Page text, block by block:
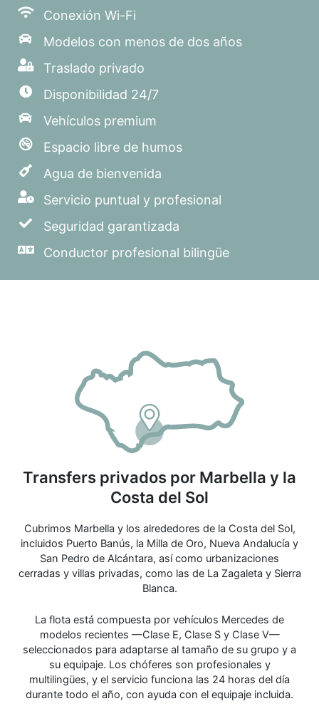
Conexión Wi-Fi
Modelos con menos de dos años
Traslado privado
Disponibilidad 24/7
Vehículos premium
Espacio libre de humos
Agua de bienvenida
Servicio puntual y profesional
Seguridad garantizada
Conductor profesional bilingüe
Transfers privados por Marbella y la
Costa del Sol
Cubrimos Marbella y los alrededores de la Costa del Sol,
incluidos Puerto Banús, la Milla de Oro, Nueva Andalucía y
San Pedro de Alcántara, así como urbanizaciones
cerradas y villas privadas, como las de La Zagaleta y Sierra
Blanca.
La flota está compuesta por vehículos Mercedes de
modelos recientes —Clase E, Clase S y Clase V—
seleccionados para adaptarse al tamaño de su grupo y a
su equipaje. Los chóferes son profesionales y
multilingües, y el servicio funciona las 24 horas del día
durante todo el año, con ayuda con el equipaje incluida.